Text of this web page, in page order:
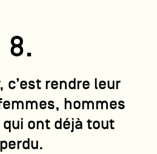
8.
c’est rendre leur
hommes
ont déjà tout
perdu.